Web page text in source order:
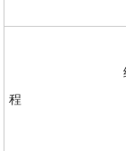
				续航里
程